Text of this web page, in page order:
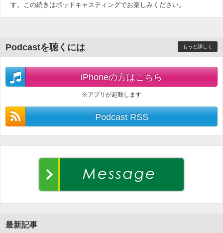
す。この続きはポッドキャスティングでお楽しみください。
Podcastを聴くには もっと詳しく
iPhoneの方はこちら
※アプリが起動します
Podcast RSS
最新記事